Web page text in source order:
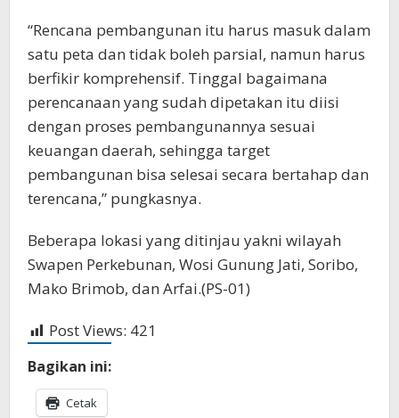
“Rencana pembangunan itu harus masuk dalam
satu peta dan tidak boleh parsial, namun harus
berfikir komprehensif. Tinggal bagaimana
perencanaan yang sudah dipetakan itu diisi
dengan proses pembangunannya sesuai
keuangan daerah, sehingga target
pembangunan bisa selesai secara bertahap dan
terencana,” pungkasnya.
Beberapa lokasi yang ditinjau yakni wilayah
Swapen Perkebunan, Wosi Gunung Jati, Soribo,
Mako Brimob, dan Arfai.(PS-01)
Post Views: 421
Bagikan ini:
Cetak